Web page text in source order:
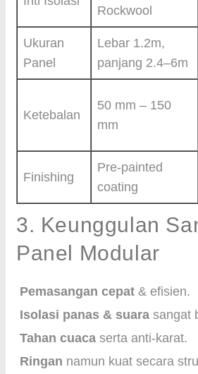
Rockwool
Ukuran
Panel
Lebar 1.2m,
panjang 2.4–6m
Ketebalan
50 mm – 150
mm
Finishing
Pre-painted
coating
3. Keunggulan
Panel Modular
Pemasangan cepat & efisien.
Isolasi panas & suara sangat
Tahan cuaca serta anti-karat.
Ringan namun kuat secara